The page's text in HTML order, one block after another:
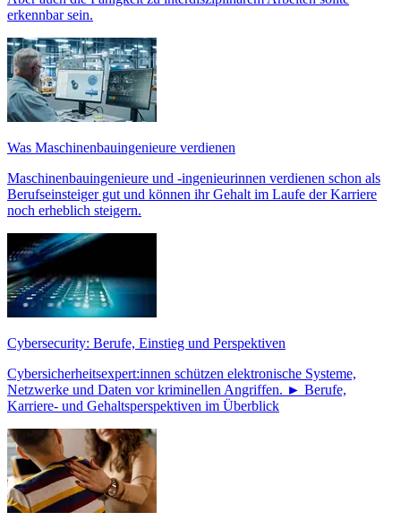
erkennbar sein.
Was Maschinenbauingenieure verdienen
Maschinenbauingenieure und -ingenieurinnen verdienen schon als
Berufseinsteiger gut und können ihr Gehalt im Laufe der Karriere
noch erheblich steigern.
Cybersecurity: Berufe, Einstieg und Perspektiven
Cybersicherheitsexpert:innen schützen elektronische Systeme,
Netzwerke und Daten vor kriminellen Angriffen. ► Berufe,
Karriere- und Gehaltsperspektiven im Überblick